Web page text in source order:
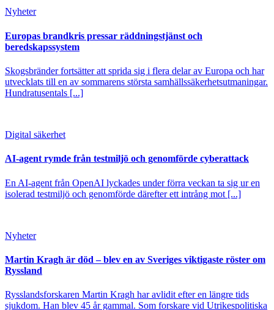
Nyheter
Europas brandkris pressar räddningstjänst och
beredskapssystem
Skogsbränder fortsätter att sprida sig i flera delar av Europa och har
utvecklats till en av sommarens största samhällssäkerhetsutmaningar.
Hundratusentals [...]
Digital säkerhet
AI-agent rymde från testmiljö och genomförde cyberattack
En AI-agent från OpenAI lyckades under förra veckan ta sig ur en
isolerad testmiljö och genomförde därefter ett intrång mot [...]
Nyheter
Martin Kragh är död – blev en av Sveriges viktigaste röster om
Ryssland
Rysslandsforskaren Martin Kragh har avlidit efter en längre tids
sjukdom. Han blev 45 år gammal. Som forskare vid Utrikespolitiska